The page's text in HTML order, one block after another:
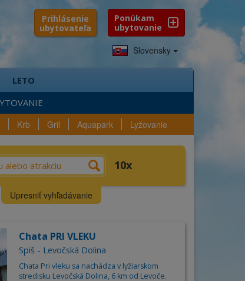
Ponúkam
ubytovanie
Prihlásenie
ubytovateľa
Slovensky
LETO
Krb Gril Aquapark Lyžovanie
Výber Vybavenosť
10
Lokalita
Okres
Obec
10ubytovaní
Upresniť vyhľadávanie
Chata PRI VLEKU
Spiš - Levočská Dolina
Chata Pri vleku sa nachádza v lyžiarskom
stredisku Levočská Dolina, 6 km od Levoče.